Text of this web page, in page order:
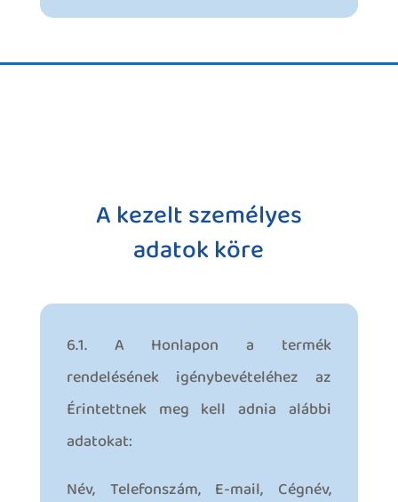
A kezelt személyes
adatok köre
6.1. A Honlapon a termék
rendelésének igénybevételéhez az
Érintettnek meg kell adnia alábbi
adatokat:
Név, Telefonszám, E-mail, Cégnév,